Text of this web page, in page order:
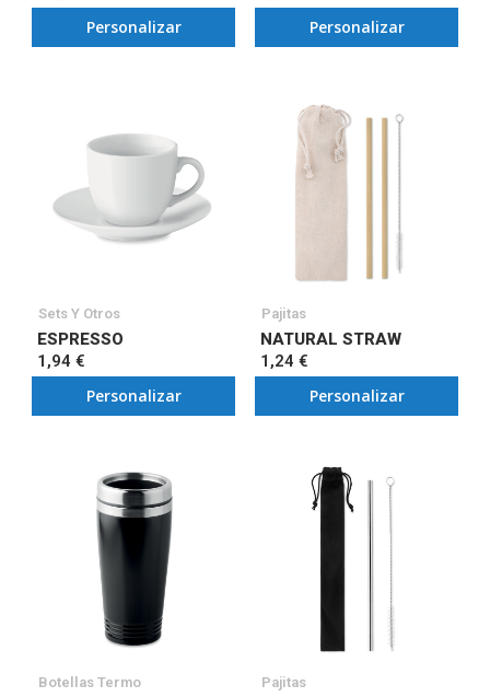
Personalizar Personalizar
Sets Y Otros
ESPRESSO
1,94 €
Personalizar
Pajitas
NATURAL STRAW
1,24 €
Personalizar
Botellas Termo Pajitas